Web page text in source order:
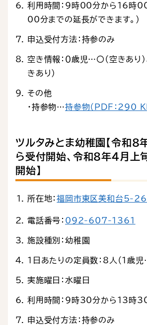
利用時間：9時00分から16時
00分までの延長ができます。）
申込受付方法：持参のみ
空き情報：０歳児…〇（空きあり
きあり）
その他
・持参物…持参物（PDF：290
ツルタみとま幼稚園【令和８
ら受付開始、令和８年４月上
開始】
所在地：福岡市東区美和台5-
電話番号： 092-607-1361
施設種別：幼稚園
1日あたりの定員数：8人（1歳児
実施曜日：水曜日
利用時間：9時30分から13時
申込受付方法：持参のみ